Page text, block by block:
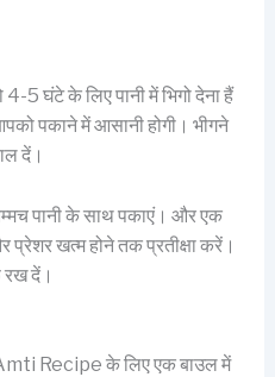
घंटे के लिए पानी में भिगो देना हैं
पकाने में आसानी होगी। भीगने
दें।
पानी के साथ पकाएं। और एक
खत्म होने तक प्रतीक्षा करें।
रख दें।
Recipe के लिए एक बाउल में